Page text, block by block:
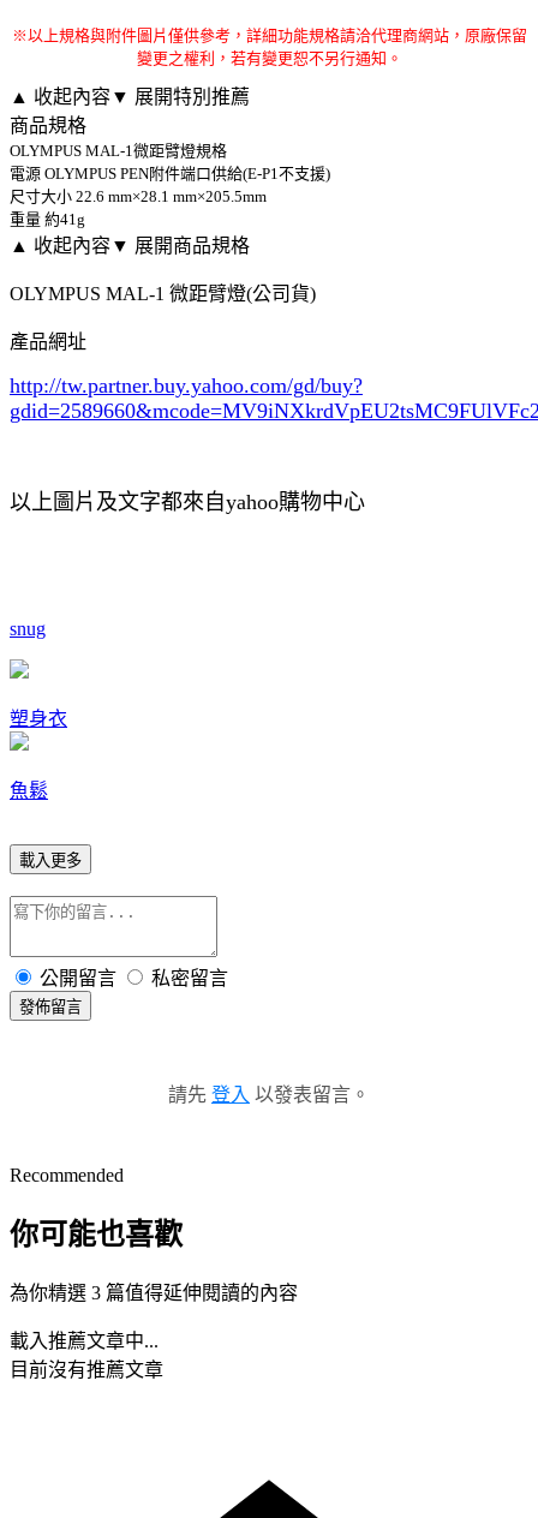
※以上規格與附件圖片僅供參考，詳細功能規格請洽代理商網站，原廠保留
變更之權利，若有變更恕不另行通知。
▲ 收起內容▼ 展開特別推薦
商品規格
OLYMPUS MAL-1微距臂燈規格
電源 OLYMPUS PEN附件端口供給(E-P1不支援)
尺寸大小 22.6 mm×28.1 mm×205.5mm
重量 約41g
▲ 收起內容▼ 展開商品規格
OLYMPUS MAL-1 微距臂燈(公司貨)
產品網址
http://tw.partner.buy.yahoo.com/gd/buy?
gdid=2589660
以上圖片及文字都來自yahoo購物中心
snug
塑身衣
魚鬆
載入更多
公開留言 私密留言
發佈留言
請先 登入 以發表留言。
Recommended
你可能也喜歡
為你精選 3 篇值得延伸閱讀的內容
載入推薦文章中...
目前沒有推薦文章